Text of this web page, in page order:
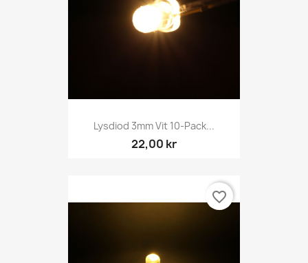
Lysdiod 3mm Vit 10-Pack...
22,00 kr
favorite_border